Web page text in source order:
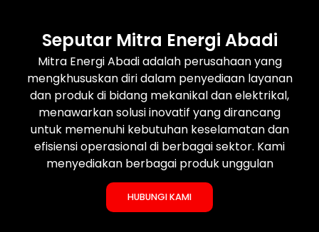
Seputar Mitra Energi Abadi
Mitra Energi Abadi adalah perusahaan yang
mengkhususkan diri dalam penyediaan layanan
dan produk di bidang mekanikal dan elektrikal,
menawarkan solusi inovatif yang dirancang
untuk memenuhi kebutuhan keselamatan dan
efisiensi operasional di berbagai sektor. Kami
menyediakan berbagai produk unggulan
HUBUNGI KAMI